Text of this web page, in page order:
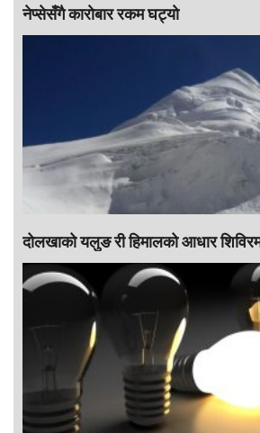
नेप्सेसँगै काराेबार रकम घट्याे
दोलखाको यलुङ री हिमालको आधार